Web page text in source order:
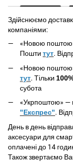
Здійснюємо
компаніями:
«Новою
Пошти тут.
«Новою
тут. Тільки
субота
«Укрпоштою» —
"Експрес".
День в день
аксесуари для
оплачені до 14
Також звертаємо